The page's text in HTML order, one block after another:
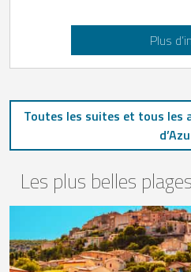
Plus
Toutes les suites et tous les
Les plus belles